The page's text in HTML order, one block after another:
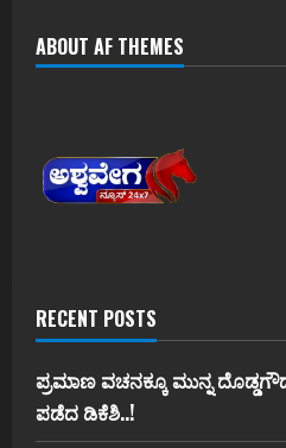
ABOUT AF THEMES
RECENT POSTS
ಪ್ರಮಾಣ ವಚನಕ್ಕೂ ಮುನ್ನ
ಪಡೆದ ಡಿಕೆಶಿ..!